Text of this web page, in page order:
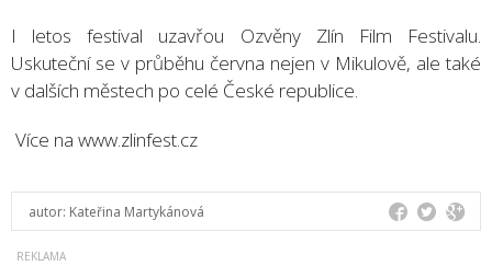
I letos festival uzavřou Ozvěny Zlín Film Festivalu.
Uskuteční se v průběhu června nejen v Mikulově, ale také
v dalších městech po celé České republice.
Více na www.zlinfest.cz
autor: Kateřina Martykánová